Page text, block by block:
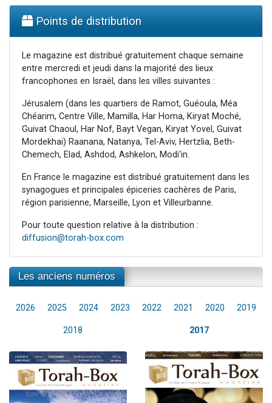
Points de distribution
Le magazine est distribué gratuitement chaque semaine
entre mercredi et jeudi dans la majorité des lieux
francophones en Israël, dans les villes suivantes :
Jérusalem (dans les quartiers de Ramot, Guéoula, Méa
Chéarim, Centre Ville, Mamilla, Har Homa, Kiryat Moché,
Guivat Chaoul, Har Nof, Bayt Vegan, Kiryat Yovel, Guivat
Mordekhai) Raanana, Natanya, Tel-Aviv, Hertzlia, Beth-
Chemech, Elad, Ashdod, Ashkelon, Modi'in.
En France le magazine est distribué gratuitement dans les
synagogues et principales épiceries cachères de Paris,
région parisienne, Marseille, Lyon et Villeurbanne.
Pour toute question relative à la distribution :
diffusion@torah-box.com
Les anciens numéros
2026 2025 2024 2023 2022 2021 2020 2019
2018 2017